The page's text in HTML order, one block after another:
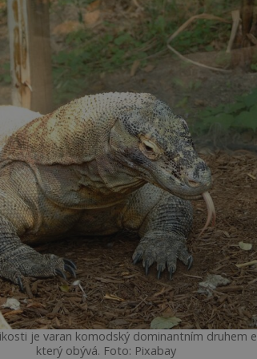
je varan komodský dominantním druhem
který obývá. Foto: Pixabay